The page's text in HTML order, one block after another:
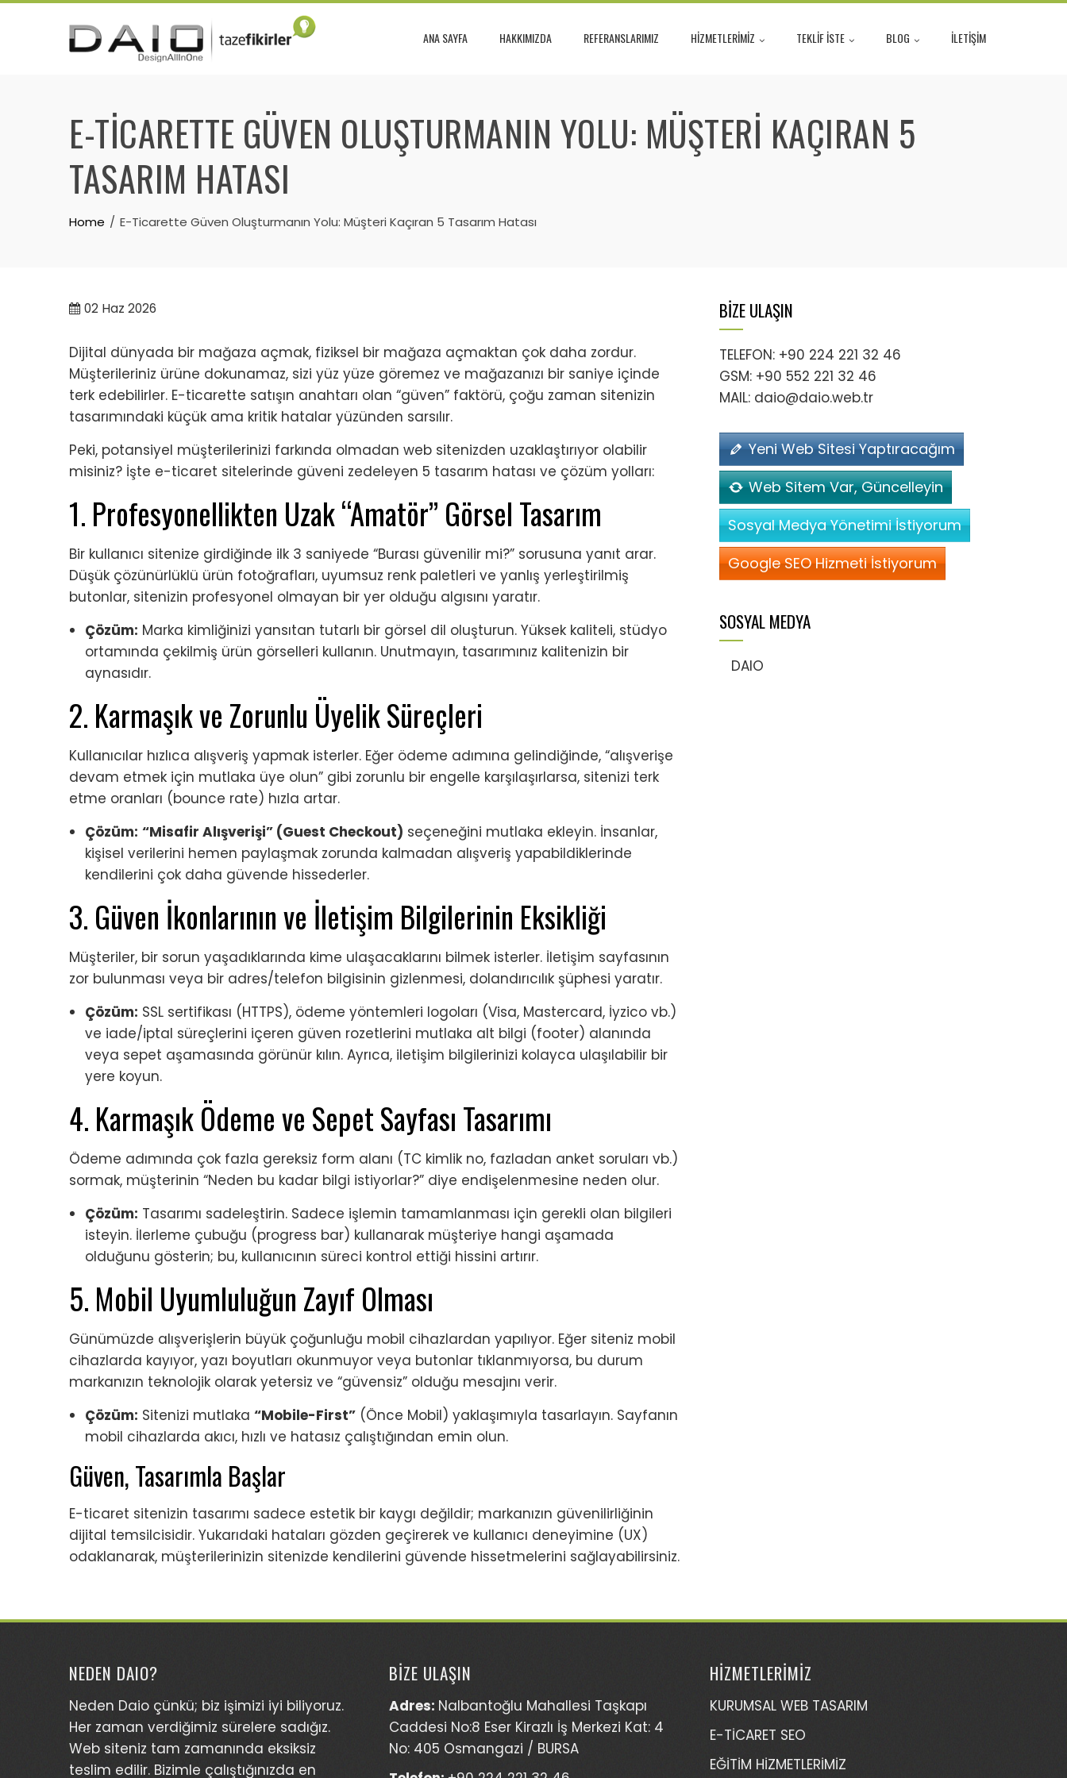
Skip
ANA SAYFA HAKKIMIZDA REFERANSLARIMIZ HİZMETLERİMİZ TEKLİF İSTE BLOG İLETİŞİM
E-TICARETTE GÜVEN OLUŞTURMANIN YOLU: MÜŞTERI KAÇIRAN 5
TASARIM HATASI
Home E-Ticarette Güven Oluşturmanın Yolu: Müşteri Kaçıran 5 Tasarım Hatası
02 Haz 2026
Dijital dünyada bir mağaza açmak, fiziksel bir mağaza açmaktan çok daha zordur.
Müşterileriniz ürüne dokunamaz, sizi yüz yüze göremez ve mağazanızı bir saniye içinde
terk edebilirler. E-ticarette satışın anahtarı olan “güven” faktörü, çoğu zaman sitenizin
tasarımındaki küçük ama kritik hatalar yüzünden sarsılır.
Peki, potansiyel müşterilerinizi farkında olmadan web sitenizden uzaklaştırıyor olabilir
misiniz? İşte e-ticaret sitelerinde güveni zedeleyen 5 tasarım hatası ve çözüm yolları:
1. Profesyonellikten Uzak “Amatör” Görsel Tasarım
Bir kullanıcı sitenize girdiğinde ilk 3 saniyede “Burası güvenilir mi?” sorusuna yanıt arar.
Düşük çözünürlüklü ürün fotoğrafları, uyumsuz renk paletleri ve yanlış yerleştirilmiş
butonlar, sitenizin profesyonel olmayan bir yer olduğu algısını yaratır.
Çözüm: Marka kimliğinizi yansıtan tutarlı bir görsel dil oluşturun. Yüksek kaliteli, stüdyo
ortamında çekilmiş ürün görselleri kullanın. Unutmayın, tasarımınız kalitenizin bir
aynasıdır.
2. Karmaşık ve Zorunlu Üyelik Süreçleri
Kullanıcılar hızlıca alışveriş yapmak isterler. Eğer ödeme adımına gelindiğinde, “alışverişe
devam etmek için mutlaka üye olun” gibi zorunlu bir engelle karşılaşırlarsa, sitenizi terk
etme oranları (bounce rate) hızla artar.
Çözüm: “Misafir Alışverişi” (Guest Checkout) seçeneğini mutlaka ekleyin. İnsanlar,
kişisel verilerini hemen paylaşmak zorunda kalmadan alışveriş yapabildiklerinde
kendilerini çok daha güvende hissederler.
3. Güven İkonlarının ve İletişim Bilgilerinin Eksikliği
Müşteriler, bir sorun yaşadıklarında kime ulaşacaklarını bilmek isterler. İletişim sayfasının
zor bulunması veya bir adres/telefon bilgisinin gizlenmesi, dolandırıcılık şüphesi yaratır.
Çözüm: SSL sertifikası (HTTPS), ödeme yöntemleri logoları (Visa, Mastercard, İyzico vb.)
ve iade/iptal süreçlerini içeren güven rozetlerini mutlaka alt bilgi (footer) alanında
veya sepet aşamasında görünür kılın. Ayrıca, iletişim bilgilerinizi kolayca ulaşılabilir bir
yere koyun.
4. Karmaşık Ödeme ve Sepet Sayfası Tasarımı
Ödeme adımında çok fazla gereksiz form alanı (TC kimlik no, fazladan anket soruları vb.)
sormak, müşterinin “Neden bu kadar bilgi istiyorlar?” diye endişelenmesine neden olur.
Çözüm: Tasarımı sadeleştirin. Sadece işlemin tamamlanması için gerekli olan bilgileri
isteyin. İlerleme çubuğu (progress bar) kullanarak müşteriye hangi aşamada
olduğunu gösterin; bu, kullanıcının süreci kontrol ettiği hissini artırır.
5. Mobil Uyumluluğun Zayıf Olması
Günümüzde alışverişlerin büyük çoğunluğu mobil cihazlardan yapılıyor. Eğer siteniz mobil
cihazlarda kayıyor, yazı boyutları okunmuyor veya butonlar tıklanmıyorsa, bu durum
markanızın teknolojik olarak yetersiz ve “güvensiz” olduğu mesajını verir.
Çözüm: Sitenizi mutlaka “Mobile-First” (Önce Mobil) yaklaşımıyla tasarlayın. Sayfanın
mobil cihazlarda akıcı, hızlı ve hatasız çalıştığından emin olun.
Güven, Tasarımla Başlar
E-ticaret sitenizin tasarımı sadece estetik bir kaygı değildir; markanızın güvenilirliğinin
dijital temsilcisidir. Yukarıdaki hataları gözden geçirerek ve kullanıcı deneyimine (UX)
odaklanarak, müşterilerinizin sitenizde kendilerini güvende hissetmelerini sağlayabilirsiniz.
BİZE ULAŞIN
TELEFON: +90 224 221 32 46
GSM: +90 552 221 32 46
MAIL: daio@daio.web.tr
Yeni Web Sitesi Yaptıracağım
Web Sitem Var, Güncelleyin
Sosyal Medya Yönetimi İstiyorum
Google SEO Hizmeti İstiyorum
SOSYAL MEDYA
DAIO
NEDEN DAIO?
Neden Daio çünkü; biz işimizi iyi biliyoruz.
Her zaman verdiğimiz sürelere sadığız.
Web siteniz tam zamanında eksiksiz
teslim edilir. Bizimle çalıştığınızda en
BİZE ULAŞIN
Adres: Nalbantoğlu Mahallesi Taşkapı
Caddesi No:8 Eser Kirazlı İş Merkezi Kat: 4
No: 405 Osmangazi / BURSA
HİZMETLERİMİZ
KURUMSAL WEB TASARIM
E-TİCARET SEO
EĞİTİM HİZMETLERİMİZ